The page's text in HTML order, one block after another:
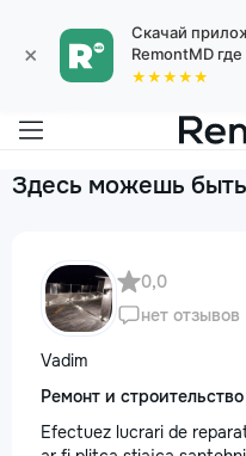
×
Скачай
RemontMD
★★★★★
Здесь можешь
0,0
нет отзывов
Vadim
Ремонт и строительство
Efectuez lucrari de